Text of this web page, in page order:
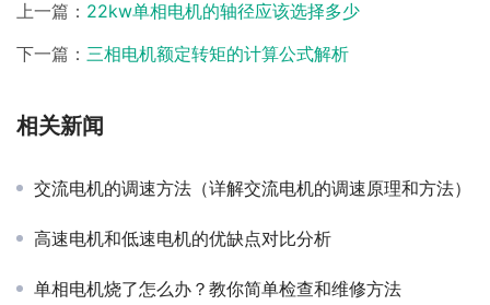
上一篇： 22kw单相电机的轴径应该选择多少
下一篇： 三相电机额定转矩的计算公式解析
相关新闻
交流电机的调速方法（详解交流电机的调速原理和方法）
高速电机和低速电机的优缺点对比分析
单相电机烧了怎么办？教你简单检查和维修方法